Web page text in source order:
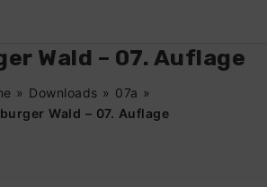
Wald – 07. Auflage
» Downloads » 07a »
Wald – 07. Auflage